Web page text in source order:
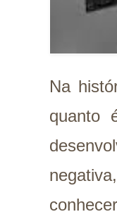
Na
quanto